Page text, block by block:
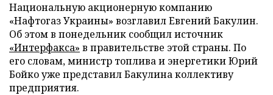
Национальную акционерную компанию
«Нафтогаз Украины» возглавил Евгений Бакулин.
Об этом в понедельник сообщил источник
«Интерфакса» в правительстве этой страны. По
его словам, министр топлива и энергетики Юрий
Бойко уже представил Бакулина коллективу
предприятия.